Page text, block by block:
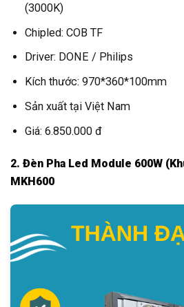
(3000K)
Chipled: COB TF
Driver: DONE / Philips
Kích thước: 970*360*100mm
Sản xuất tại Việt Nam
Giá: 6.850.000 đ
2. Đèn Pha Led Module 600W
MKH600